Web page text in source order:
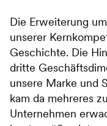
Die Erweiterung
unserer
Geschichte. Die
dritte
unsere Marke und
kam da mehreres
Unternehmen